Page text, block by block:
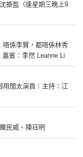
振盈（逢星期三晚上9
唔係李賢，都唔係林秀
賓：李然 Leanne Li
用闊太演員︱主持：江
民威、陳珏明